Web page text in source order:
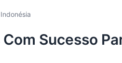
Sucesso